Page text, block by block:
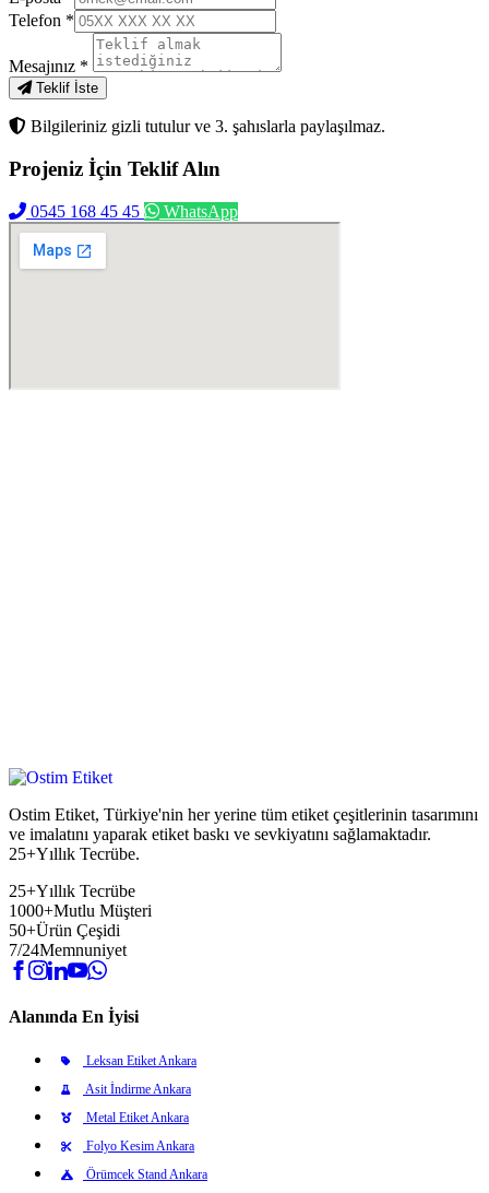
Telefon *
Mesajınız *
Teklif İste
Bilgileriniz gizli tutulur ve 3. şahıslarla paylaşılmaz.
Projeniz İçin Teklif Alın
0545 168 45 45 WhatsApp
Ostim Etiket, Türkiye'nin her yerine tüm etiket çeşitlerinin tasarımını
ve imalatını yaparak etiket baskı ve sevkiyatını sağlamaktadır.
25+Yıllık Tecrübe.
25+Yıllık Tecrübe
1000+Mutlu Müşteri
50+Ürün Çeşidi
7/24Memnuniyet
Alanında En İyisi
Leksan Etiket Ankara
Asit İndirme Ankara
Metal Etiket Ankara
Folyo Kesim Ankara
Örümcek Stand Ankara